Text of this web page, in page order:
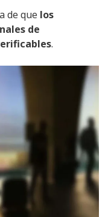
de que los
de
.